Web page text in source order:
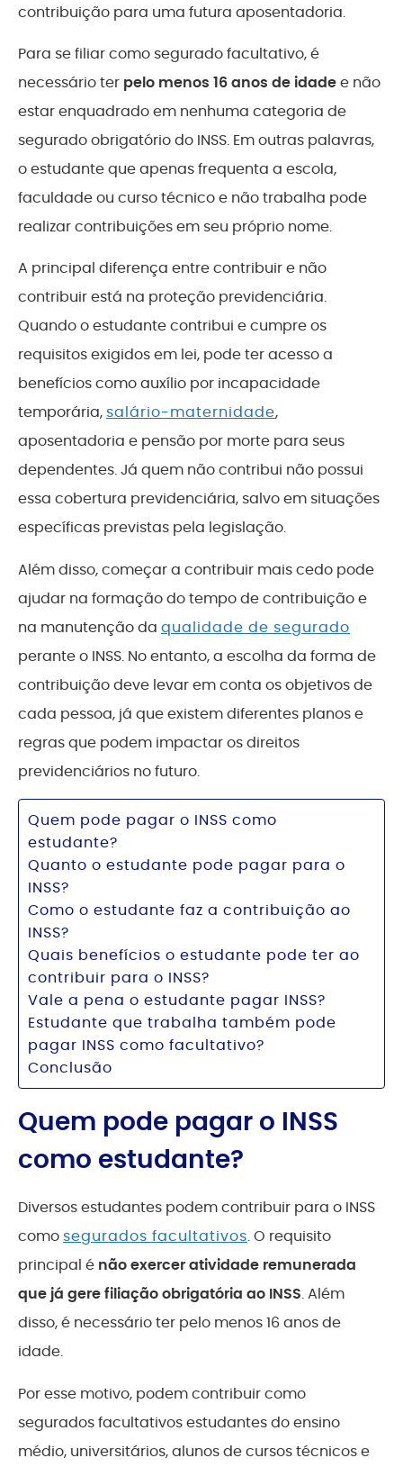
contribuição para uma futura aposentadoria.
Para se filiar como segurado facultativo, é
necessário ter pelo menos 16 anos de idadee não
estar enquadrado em nenhuma categoria de
segurado obrigatório do INSS. Em outras palavras,
o estudante que apenas frequenta a escola,
faculdade ou curso técnico e não trabalha pode
realizar contribuições em seu próprio nome.
A principal diferença entre contribuir e não
contribuir está na proteção previdenciária.
Quando o estudante contribui e cumpre os
requisitos exigidos em lei, pode ter acesso a
benefícios como auxílio por incapacidade
temporária, salário-maternidade,
aposentadoria e pensão por morte para seus
dependentes. Já quem não contribui não possui
essa cobertura previdenciária, salvo em situações
específicas previstas pela legislação.
Além disso, começar a contribuir mais cedo pode
ajudar na formação do tempo de contribuição e
na manutenção da qualidade de segurado
perante o INSS. No entanto, a escolha da forma de
contribuição deve levar em conta os objetivos de
cada pessoa, já que existem diferentes planos e
regras que podem impactar os direitos
previdenciários no futuro.
Quem pode pagar o INSS como
estudante?
Quanto o estudante pode pagar para o
INSS?
Como o estudante faz a contribuição ao
INSS?
Quais benefícios o estudante pode ter ao
contribuir para o INSS?
Vale a pena o estudante pagar INSS?
Estudante que trabalha também pode
pagar INSS como facultativo?
Conclusão
Quem pode pagar o INSS
como estudante?
Diversos estudantes podem contribuir para o INSS
como segurados facultativos. O requisito
principal é não exercer atividade remunerada
que já gere filiação obrigatória ao INSS. Além
disso, é necessário ter pelo menos 16 anos de
idade.
Por esse motivo, podem contribuir como
segurados facultativos estudantes do ensino
médio, universitários, alunos de cursos técnicos e